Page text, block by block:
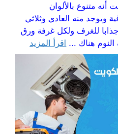
أنه متنوع بالألوان
ويوجد منه العادي وثلاثي
جذابا للغرف ولكل غرفة ورق
النوم هناك ... اقرأ المزيد